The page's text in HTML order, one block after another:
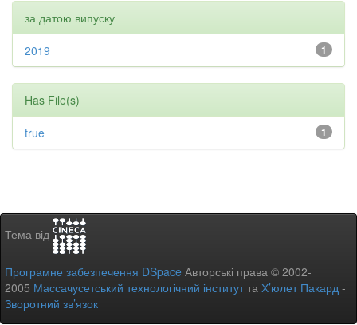
за датою випуску
1
2019
Has File(s)
1
true
Тема від
Програмне забезпечення DSpace Авторські права © 2002-
2005 Массачусетський технологічний інститутта Х’юлет Пакард -
Зворотний зв’язок